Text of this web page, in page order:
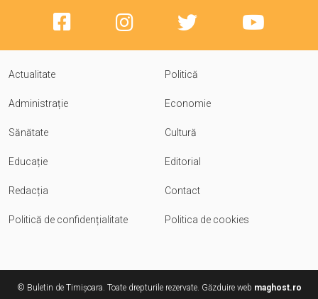
Actualitate Politică
Administrație Economie
Sănătate Cultură
Educație Editorial
Redacția Contact
Politică de confidențialitate Politica de cookies
© Buletin de Timișoara. Toate drepturile rezervate. Găzduire web maghost.ro